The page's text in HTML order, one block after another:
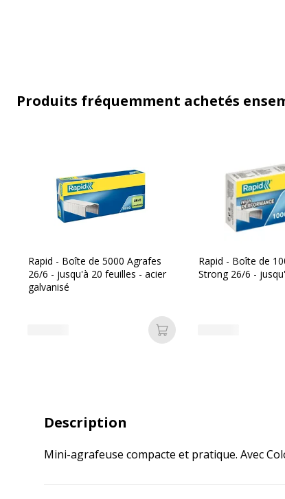
Produits fréquemment achetés
Rapid - Boîte de 5000 Agrafes
26/6 - jusqu'à 20 feuilles - acier
galvanisé
Ajouter au panier
Rapid - Boîte de
Strong 26/6 -
Description
Mini-agrafeuse compacte et pratique. Avec